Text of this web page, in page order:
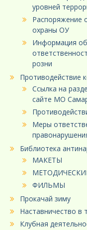
уровней
Распоряжение
охраны ОУ
Информация об
розни
Противодействие
Ссылка на
сайте МО
Меры
Библиотека
МАКЕТЫ
ФИЛЬМЫ
Прокачай зиму
Наставничество в
Клубная